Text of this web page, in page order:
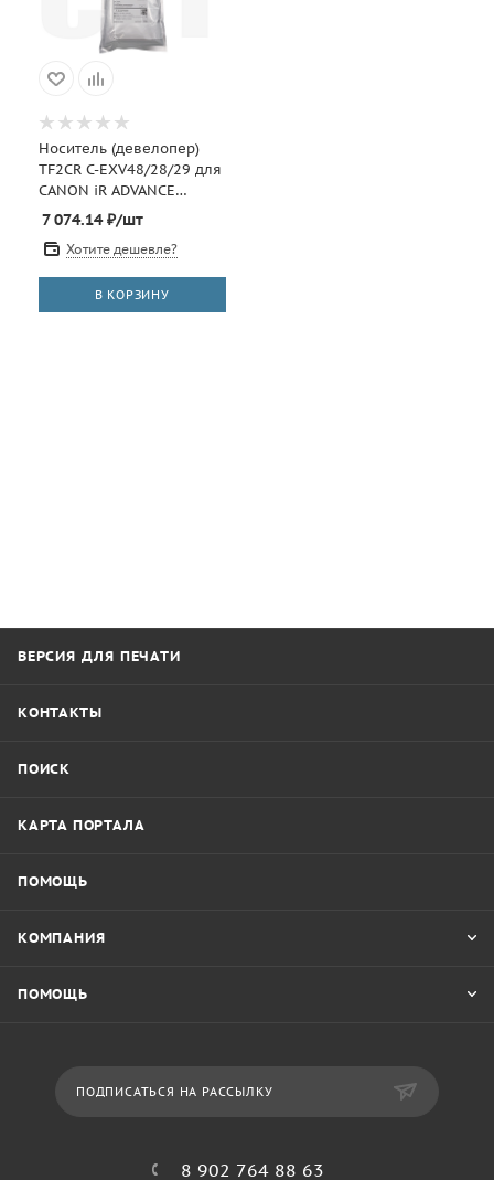
Носитель (девелопер)
TF2CR C-EXV48/28/29 для
CANON iR ADVANCE
C5051/C5030 (CET),
1000г/пак CET121087
7 074.14₽/шт
Хотите дешевле?
В КОРЗИНУ
ВЕРСИЯ ДЛЯ ПЕЧАТИ
КОНТАКТЫ
ПОИСК
КАРТА ПОРТАЛА
ПОМОЩЬ
КОМПАНИЯ
ПОМОЩЬ
ПОДПИСАТЬСЯ НА РАССЫЛКУ
8 902 764 88 63